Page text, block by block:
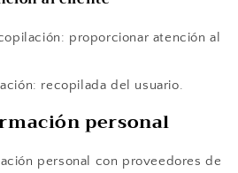
proporcionar atención al
recopilada del usuario.
personal
personal con proveedores de